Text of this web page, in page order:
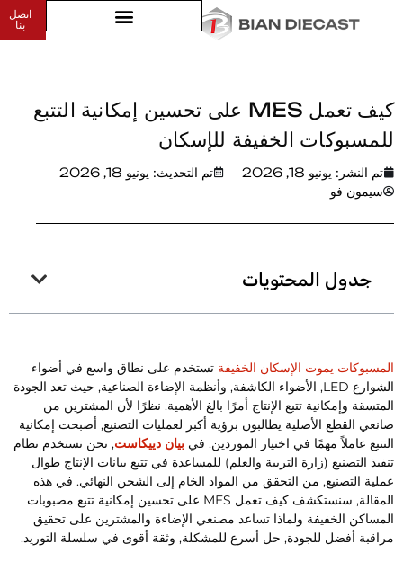
اتصل
كيف تعمل MES على تحسين إمكانية التتبع
الخفيفة للإسكان
تم النشر:يونيو 18, 2026
تم التحديث: يونيو 18, 2026
سيمون فو
جدول المحتويات
يموت الإسكان الخفيفةتستخدم على نطاق واسع في أضواء
الشوارع LED, الأضواء الكاشفة, وأنظمة الإضاءة الصناعية, حيث تعد الجودة
وإمكانية تتبع الإنتاج أمرًا بالغ الأهمية. نظرًا لأن المشترين من
القطع الأصلية يطالبون برؤية أكبر لعمليات التصنيع, أصبحت إمكانية
عاملاً مهمًا في اختيار الموردين. فيبيان دييكاست, نحن نستخدم نظام
التصنيع (زارة التربية والعلم) للمساعدة في تتبع بيانات الإنتاج طوال
التصنيع, من التحقق من المواد الخام إلى الشحن النهائي. في هذه
المقالة, سنستكشف كيف تعمل MES على تحسين إمكانية تتبع مصبوبات
الخفيفة ولماذا تساعد مصنعي الإضاءة والمشترين على تحقيق
أفضل للجودة, حل أسرع للمشكلة, وثقة أقوى في سلسلة التوريد.